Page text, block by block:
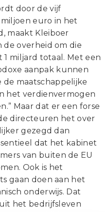
door de vijf
euro in het
maakt Kleiboer
de overheid om die
miljard totaal. Met een
aanpak kunnen
maatschappelijke
het verdienvermogen
Maar dat er een forse
directeuren het over
gezegd dan
dat het kabinet
van buiten de EU
Ook is het
gaan doen aan het
onderwijs. Dat
het bedrijfsleven